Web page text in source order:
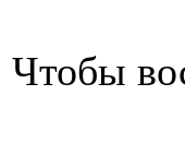
Чтобы